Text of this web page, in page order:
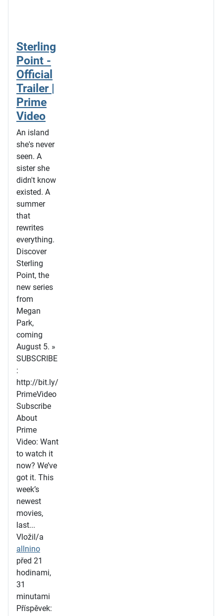
Sterling
Point -
Official
Trailer |
Prime
Video
An island
she's never
seen. A
sister she
didn't know
existed. A
summer
that
rewrites
everything.
Discover
Sterling
Point, the
new series
from
Megan
Park,
coming
August 5. »
SUBSCRIBE
:
http://bit.ly/
PrimeVideo
Subscribe
About
Prime
Video: Want
to watch it
now? We’ve
got it. This
week’s
newest
movies,
last...
Vložil/a
allnino
před 21
hodinami,
31
minutami
Příspěvek: